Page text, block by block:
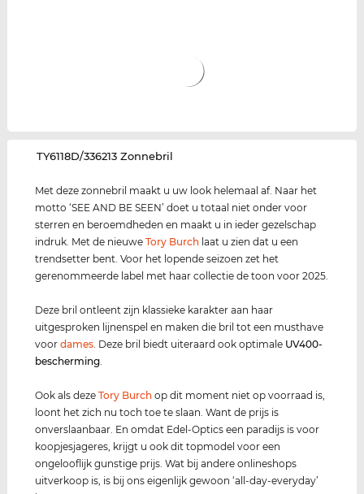
‌TY6118D/336213 Zonnebril
Met deze zonnebril maakt u uw look helemaal af. Naar het
motto ‘SEE AND BE SEEN’ doet u totaal niet onder voor
sterren en beroemdheden en maakt u in ieder gezelschap
indruk. Met de nieuweTory Burch laat u zien dat u een
trendsetter bent. Voor het lopende seizoen zet het
gerenommeerde label met haar collectie de toon voor 2025.
Deze bril ontleent zijn klassieke karakter aan haar
uitgesproken lijnenspel en maken die bril tot een musthave
voordames. Deze bril biedt uiteraard ook optimale UV400-
bescherming.
Ook als dezeTory Burch op dit moment niet op voorraad is,
loont het zich nu toch toe te slaan. Want de prijs is
onverslaanbaar. En omdat Edel-Optics een paradijs is voor
koopjesjageres, krijgt u ook dit topmodel voor een
ongelooflijk gunstige prijs. Wat bij andere onlineshops
uitverkoop is, is bij ons eigenlijk gewoon ‘all-day-everyday’